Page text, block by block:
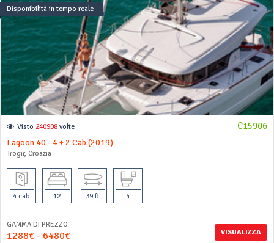
Disponibilità in tempo reale
C15906
Visto 240908 volte
Lagoon 40 - 4 + 2 Cab (2019)
Trogir, Croazia
4 cab 12 39 ft 4
VISUALIZZA
GAMMA DI PREZZO
1288€ - 6480€